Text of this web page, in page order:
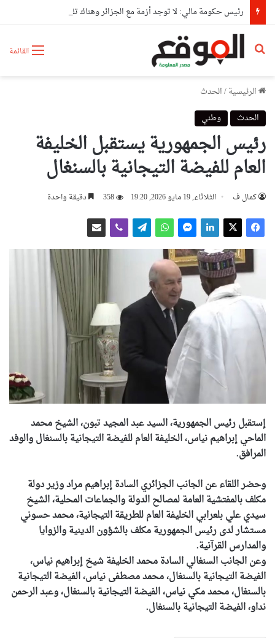
القائمة بحث عن
الرئيسية/الحدث
الحدث
وطني
رئيس الجمهورية يستقبل الخليفة
العام للفيضة التيجانية بالسنغال
كمال ف الثلاثاء, 19 مايو 2026, 19:20 358 دقيقة واحدة
إستقبل رئيس الجمهورية، السيد عبد المجيد تبون، الشيخ محمد
الماحي إبراهيم نياس، الخليفة العام للفيضة التيجانية بالسنغال والوفد
المرافق.
وحضر اللقاء عن الجانب الجزائري السادة إبراهيم مراد وزير دولة
مكلف بالمفتشية العامة لمصالح الدولة والجماعات المحلية، الشيخ
سيدي علي بلعرابي الخليفة العام للطريقة التيجانية، محمد حسوني
مستشار لدى رئيس الجمهورية مكلف بالشؤون الدينية والزوايا
والمدارس القرآنية.
وعن الجانب السنغالي السادة محمد الخليفة شيخ إبراهيم نياس،
الفيضة التيجانية بالسنغال، محمد مصطفى نياس، الفيضة التيجانية
بالسنغال، محمد مكي نياس، الفيضة التيجانية بالسنغال، وعبد الرحمن
نداو، الفيضة التيجانية بالسنغال.